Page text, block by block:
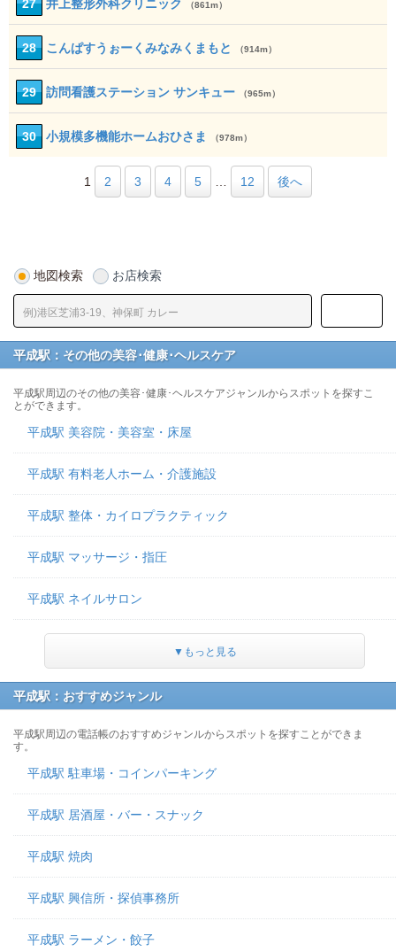
27 井上整形外科クリニック （861m）
28 こんぱすうぉーくみなみくまもと （914m）
29 訪問看護ステーション サンキュー （965m）
30 小規模多機能ホームおひさま （978m）
1 2 3 4 5 12 後へ
地図検索 お店検索
平成駅：その他の美容･健康･ヘルスケア
平成駅周辺のその他の美容･健康･ヘルスケアジャンルからスポットを探すこ
とができます。
平成駅 美容院・美容室・床屋
平成駅 有料老人ホーム・介護施設
平成駅 整体・カイロプラクティック
平成駅 マッサージ・指圧
平成駅 ネイルサロン
▼もっと見る
平成駅：おすすめジャンル
平成駅周辺の電話帳のおすすめジャンルからスポットを探すことができま
す。
平成駅 駐車場・コインパーキング
平成駅 居酒屋・バー・スナック
平成駅 焼肉
平成駅 興信所・探偵事務所
平成駅 ラーメン・餃子